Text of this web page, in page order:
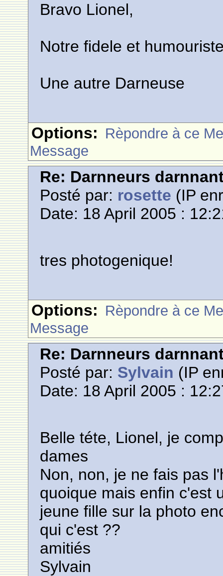
Bravo Lionel,
Notre fidele et
Une autre Darneuse
Options: Rèpondre à ce
Message
Re: Darnneurs
Posté par: rosette (IP
Date: 18 April 2005 :
tres photogenique!
Options: Rèpondre à ce
Message
Re: Darnneurs
Posté par: Sylvain (IP
Date: 18 April 2005 :
Belle téte, Lionel, je
dames
Non, non, je ne fais pas
quoique mais enfin c'est
jeune fille sur la photo
qui c'est ??
amitiés
Sylvain